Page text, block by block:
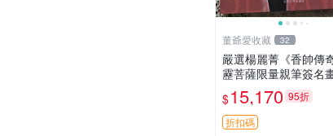
董爺愛收藏 32
嚴選楊麗菁《香帥傳
靂菩薩限量親筆簽名
95新附光碟 紀曉嵐收
真 一經售不退不換 謹
藏
$15,170 95折
折扣碼